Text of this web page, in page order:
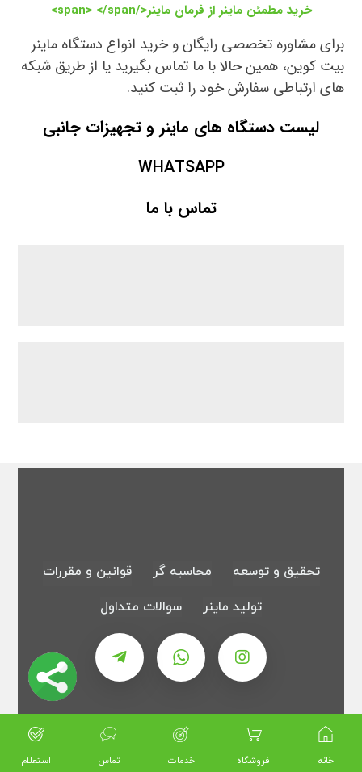
خرید مطمئن ماینر از فرمان ماینر</span> </span>
برای مشاوره تخصصی رایگان و خرید انواع دستگاه ماینر
بیت کوین، همین حالا با ما تماس بگیرید یا از طریق شبکه
های ارتباطی سفارش خود را ثبت کنید.
لیست دستگاه های ماینر و تجهیزات جانبی
WHATSAPP
تماس با ما
تحقیق و توسعه محاسبه گر
قوانین و مقررات
تولید ماینر
سوالات متداول
خانه فروشگاه خدمات تماس استعلام